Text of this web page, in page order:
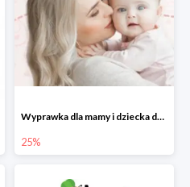
Wyprawka dla mamy i dziecka do -25%
25%